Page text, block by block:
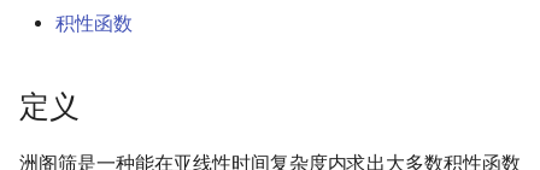
如何参与
题型
评测工具
C++ 标准库
枚举
BFS（搜索）
记忆化搜索
标准库
平衡三进制
约定
快速傅里叶变换
容斥原理
内积和外积
环论
随机变量
零和游戏
高斯消元
队列
值
图的存储
三维计算几何基础
双指针
括号序列
积性函数
定义
洲阁筛是一种能在亚线性时间复杂度内求出大多数积性函数